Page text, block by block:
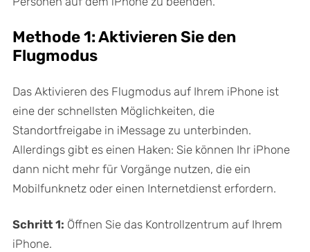
Methode 1: Aktivieren Sie den
Flugmodus
Das Aktivieren des Flugmodus auf Ihrem iPhone ist
eine der schnellsten Möglichkeiten, die
Standortfreigabe in iMessage zu unterbinden.
Allerdings gibt es einen Haken: Sie können Ihr iPhone
dann nicht mehr für Vorgänge nutzen, die ein
Mobilfunknetz oder einen Internetdienst erfordern.
Schritt 1: Öffnen Sie das Kontrollzentrum auf Ihrem
iPhone.